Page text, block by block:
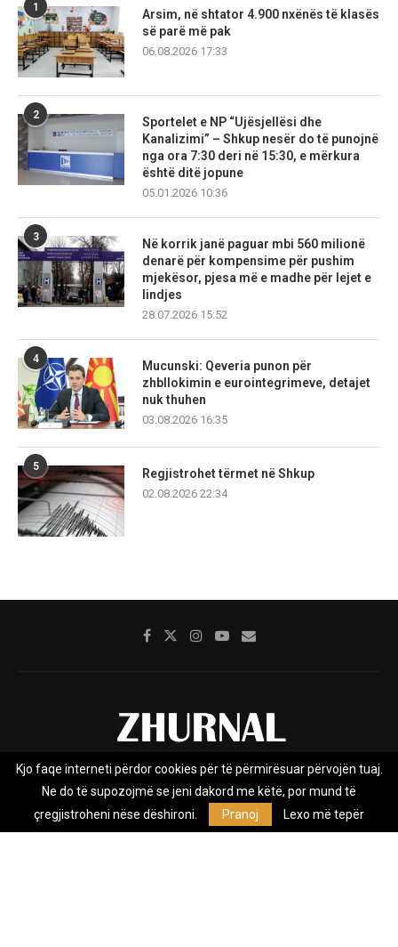
1
Arsim, në shtator 4.900 nxënës të klasës
së parë më pak
06.08.2026 17:33
2
Sportelet e NP “Ujësjellësi dhe
Kanalizimi” – Shkup nesër do të punojnë
nga ora 7:30 deri në 15:30, e mërkura
është ditë jopune
05.01.2026 10:36
3
Në korrik janë paguar mbi 560 milionë
denarë për kompensime për pushim
mjekësor, pjesa më e madhe për lejet e
lindjes
28.07.2026 15:52
4
Mucunski: Qeveria punon për
zhbllokimin e eurointegrimeve, detajet
nuk thuhen
03.08.2026 16:35
5
Regjistrohet tërmet në Shkup
02.08.2026 22:34
Rreth nesh Impresumi Marketing
Privacy Policy
Zhurnal.mk është Agjenci e Lajmeve e pavarur, e themeluar në vitin
Kjo faqe interneti përdor cookies për të përmirësuar përvojën tuaj.
Ne do të supozojmë se jeni dakord me këtë, por mund të
çregjistroheni nëse dëshironi.
Pranoj Lexo më tepër